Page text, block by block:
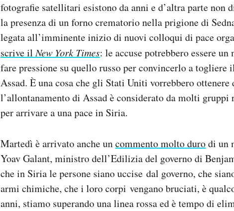
fotografie satellitari esistono da anni e d’altra parte non
la presenza di un forno crematorio nella prigione di
legata all’imminente inizio di nuovi colloqui di pace
scrive ilNew York Times: le accuse potrebbero essere
fare pressione su quello russo per convincerlo a togliere
Assad. È una cosa che gli Stati Uniti vorrebbero ottenere
l’allontanamento di Assad è considerato da molti
per arrivare a una pace in Siria.
Martedì è arrivato anche uncommento molto durodi un
Yoav Galant, ministro dell’Edilizia del governo di
che in Siria le persone siano uccise dal governo, che
armi chimiche, che i loro corpi vengano bruciati, è
anni, stiamo superando una linea rossa ed è tempo di